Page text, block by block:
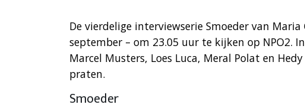
De vierdelige interviewserie Smoeder van
september – om 23.05 uur te kijken op NPO2.
Marcel Musters, Loes Luca, Meral Polat en
praten.
Smoeder